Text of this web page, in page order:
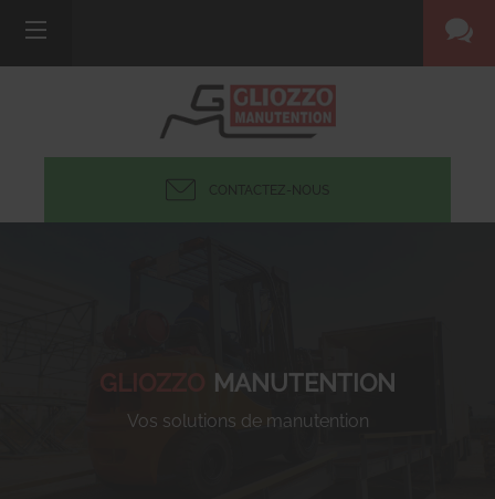
CONTACTEZ-NOUS
GLIOZZO MANUTENTION
Vos solutions de manutention